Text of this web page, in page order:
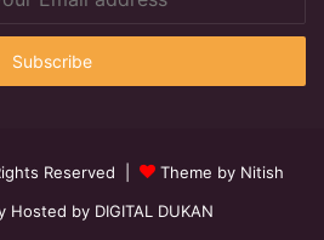
Reserved |
Theme by Nitish
Hosted by DIGITAL DUKAN